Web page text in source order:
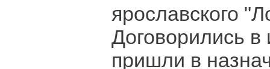
ярославского
Договорились в
пришли в